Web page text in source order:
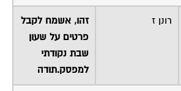
רונן ז
זהו, אשמח לקבל
פרטים על שעון
שבת נקודתי
למפסק.תודה